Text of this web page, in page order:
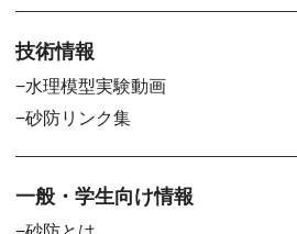
技術情報
水理模型実験動画
砂防リンク集
一般・学生向け情報